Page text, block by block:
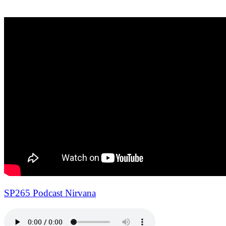
SP265 Podcast Nirvana